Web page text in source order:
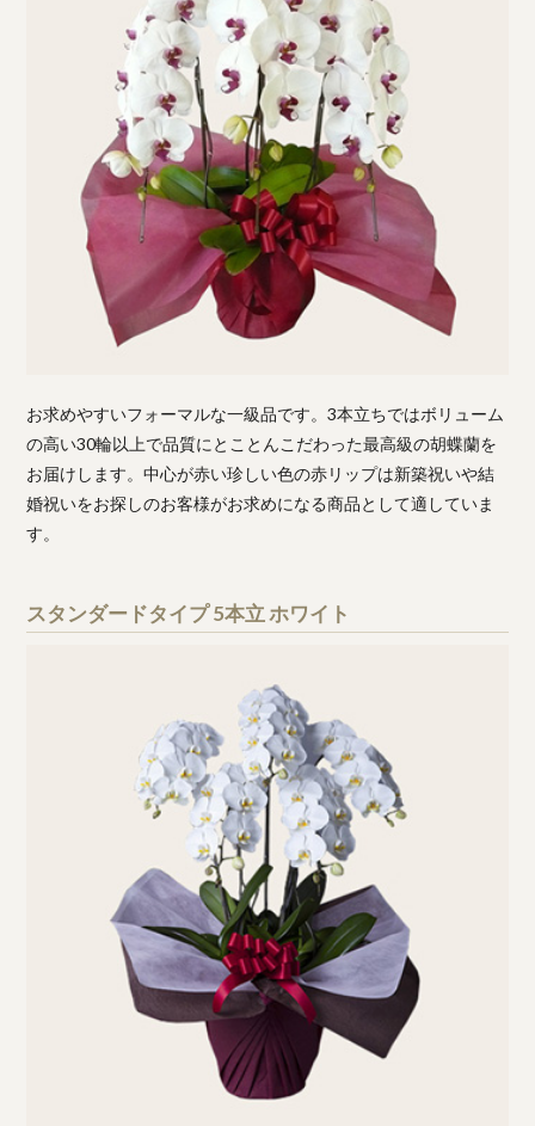
お求めやすいフォーマルな一級品です。3本立ちではボリューム
の高い30輪以上で品質にとことんこだわった最高級の胡蝶蘭を
お届けします。中心が赤い珍しい色の赤リップは新築祝いや結
婚祝いをお探しのお客様がお求めになる商品として適していま
す。
スタンダードタイプ 5本立 ホワイト